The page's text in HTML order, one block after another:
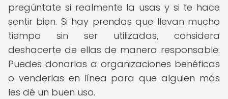
pregúntate si realmente la usas y si te hace
sentir bien. Si hay prendas que llevan mucho
tiempo sin ser utilizadas, considera
deshacerte de ellas de manera responsable.
Puedes donarlas a organizaciones benéficas
o venderlas en línea para que alguien más
les dé un buen uso.